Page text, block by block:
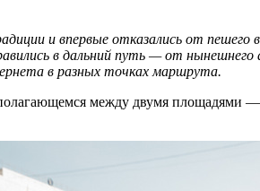
и впервые отказались от пешего
в дальний путь — от
в разных точках маршрута.
между двумя площадями